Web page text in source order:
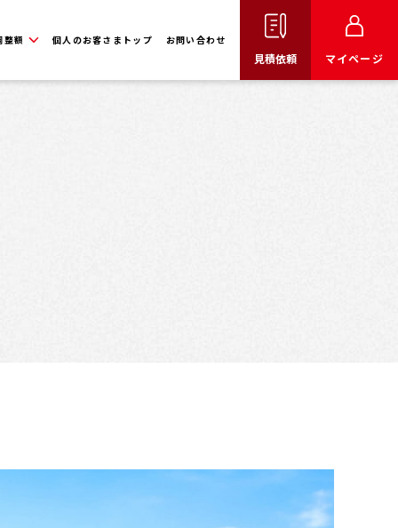
整額 個人のお客さまトップ お問い合わせ
見積依頼 マイページ